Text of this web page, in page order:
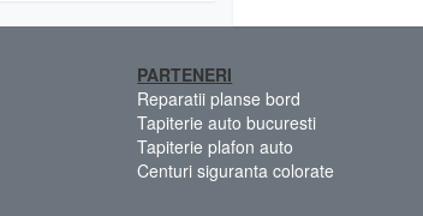
PARTENERI
Reparatii planse bord
Tapiterie auto bucuresti
Tapiterie plafon auto
Centuri siguranta colorate